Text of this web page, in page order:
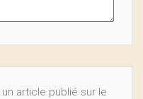
article publié sur le